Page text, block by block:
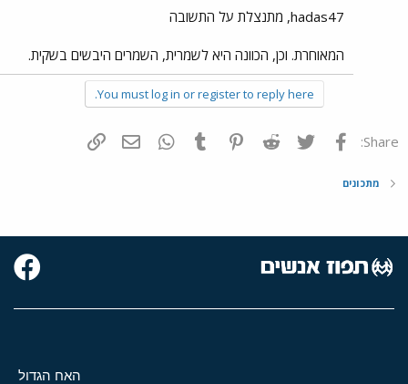
hadas47, מתנצלת על התשובה
המאוחרת. וכן, הכוונה היא לשמרית, השמרים היבשים בשקית.
You must log in or register to reply here.
Share: פייסבוק Twitter
Reddit
Pinterest
Tumblr
WhatsAppדואר אלקטרוני
מתכונים
האח הגדול